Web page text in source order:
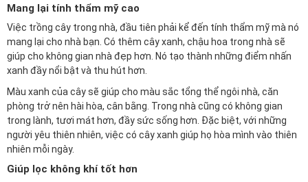
Mang lại tính thẩm mỹ cao
Việc trồng cây trong nhà, đầu tiên phải kể đến tính thẩm mỹ mà nó
mang lại cho nhà bạn. Có thêm cây xanh, chậu hoa trong nhà sẽ
giúp cho không gian nhà đẹp hơn. Nó tạo thành những điểm nhấn
xanh đầy nổi bật và thu hút hơn.
Màu xanh của cây sẽ giúp cho màu sắc tổng thể ngôi nhà, căn
phòng trở nên hài hòa, cân bằng. Trong nhà cũng có không gian
trong lành, tươi mát hơn, đầy sức sống hơn. Đặc biệt, với những
người yêu thiên nhiên, việc có cây xanh giúp họ hòa mình vào thiên
nhiên mỗi ngày.
Giúp lọc không khí tốt hơn